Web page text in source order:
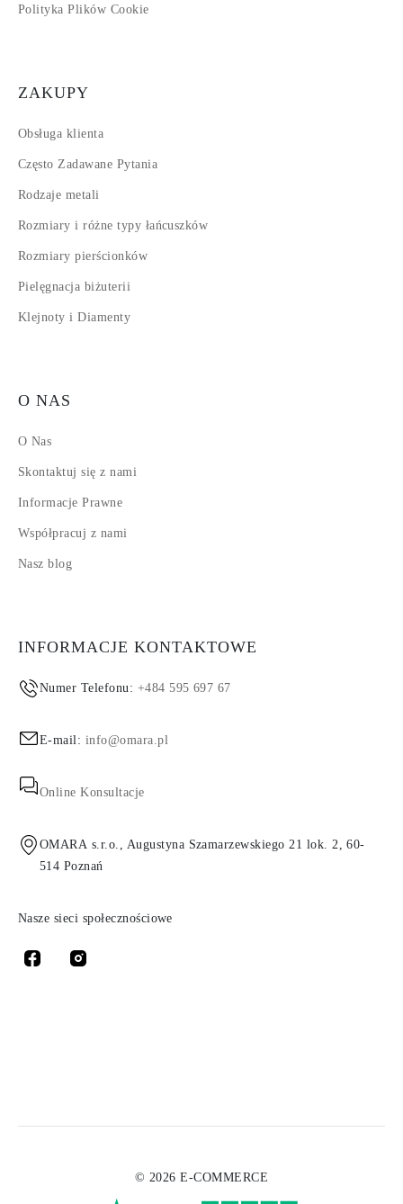
Polityka Plików Cookie
ZAKUPY
Obsługa klienta
Często Zadawane Pytania
Rodzaje metali
Rozmiary i różne typy łańcuszków
Rozmiary pierścionków
Pielęgnacja biżuterii
Klejnoty i Diamenty
O NAS
O Nas
Skontaktuj się z nami
Informacje Prawne
Współpracuj z nami
Nasz blog
INFORMACJE KONTAKTOWE
Numer Telefonu: +484 595 697 67
E-mail: info@omara.pl
Online Konsultacje
OMARA s.r.o., Augustyna Szamarzewskiego 21 lok. 2, 60-
514 Poznań
Nasze sieci społecznościowe
© 2026 E-COMMERCE